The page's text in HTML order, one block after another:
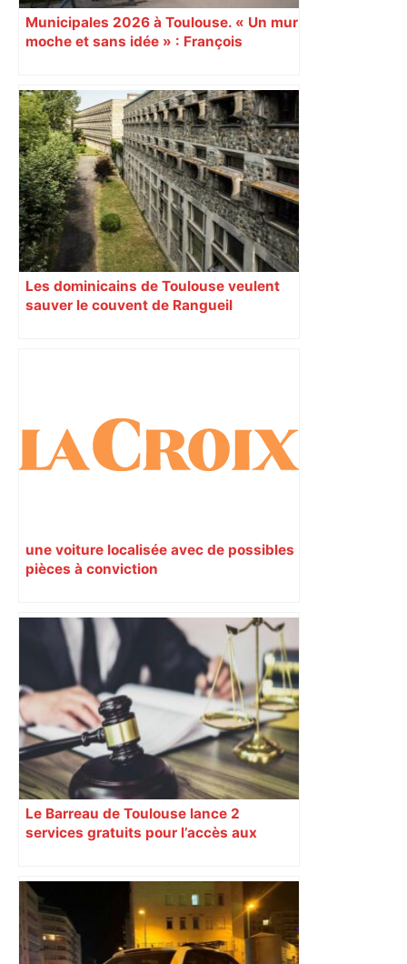
Municipales 2026 à Toulouse. « Un mur
moche et sans idée » : François
Augustins
Les dominicains de Toulouse veulent
sauver le couvent de Rangueil
une voiture localisée avec de possibles
pièces à conviction
Le Barreau de Toulouse lance 2
services gratuits pour l’accès aux